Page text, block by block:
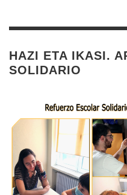
HAZI ETA IKASI.
SOLIDARIO